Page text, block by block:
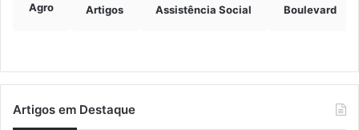
Agro Artigos Assistência Social Boulevard
Artigos em Destaque